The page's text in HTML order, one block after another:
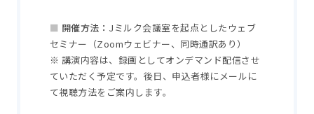
■ 開催方法 ： Jミルク会議室を起点としたウェブ
セミナー（Zoomウェビナー、同時通訳あり）
※ 講演内容は、録画としてオンデマンド配信させ
ていただく予定です。後日、申込者様にメールに
て視聴方法をご案内します。